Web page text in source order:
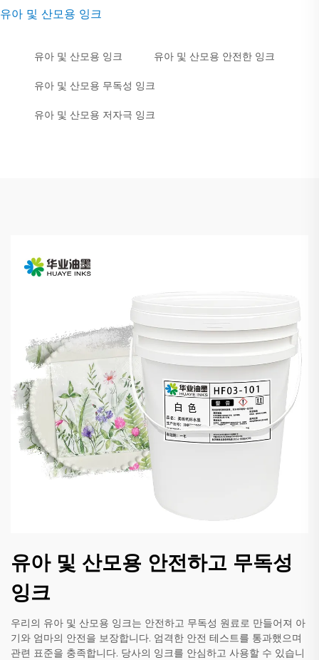
유아 및 산모용 잉크
유아 및 산모용 잉크 유아 및 산모용 안전한 잉크
유아 및 산모용 무독성 잉크
유아 및 산모용 저자극 잉크
유아 및 산모용 안전하고 무독성
잉크
우리의 유아 및 산모용 잉크는 안전하고 무독성 원료로 만들어져 아
기와 엄마의 안전을 보장합니다. 엄격한 안전 테스트를 통과했으며
관련 표준을 충족합니다. 당사의 잉크를 안심하고 사용할 수 있습니